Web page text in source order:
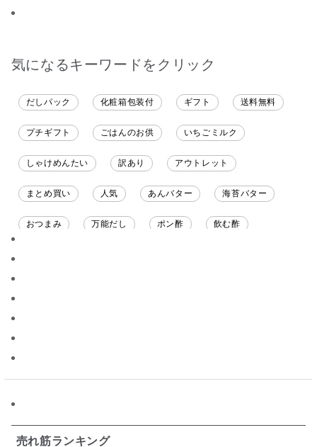
気になるキーワードをクリック
だしパック 化粧箱包装付 ギフト 送料無料
プチギフト ごはんのお供 いちごミルク
しゃけめんたい 訳あり アウトレット
まとめ買い 人気 あんバター 海苔バター
おつまみ 万能だし ポン酢 飲む酢
お米チップス 味噌汁
売れ筋ランキング